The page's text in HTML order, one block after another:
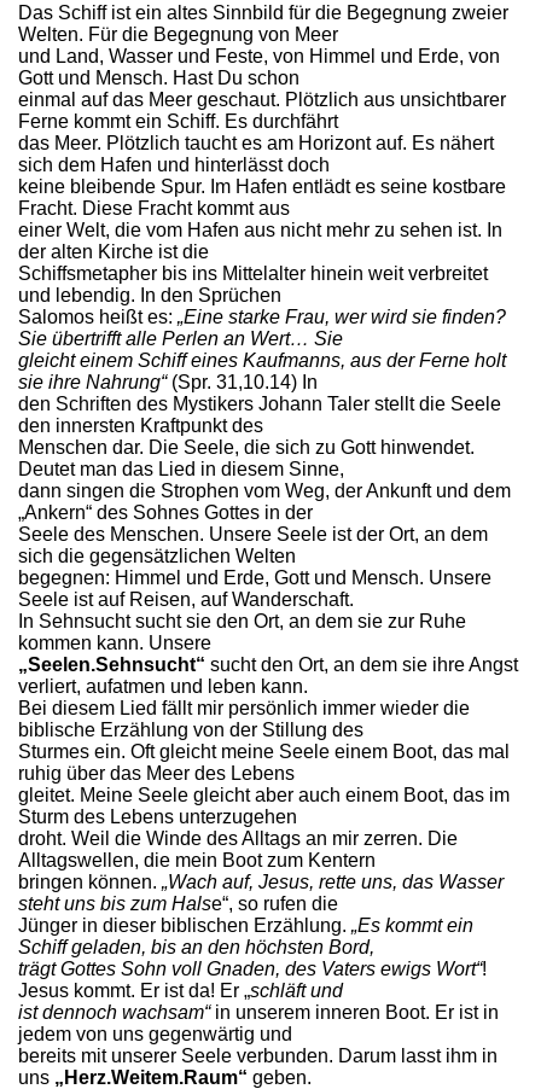
Das Schiff ist ein altes Sinnbild für die Begegnung zweier
Welten. Für die Begegnung von Meer
und Land, Wasser und Feste, von Himmel und Erde, von
Gott und Mensch. Hast Du schon
einmal auf das Meer geschaut. Plötzlich aus unsichtbarer
Ferne kommt ein Schiff. Es durchfährt
das Meer. Plötzlich taucht es am Horizont auf. Es nähert
sich dem Hafen und hinterlässt doch
keine bleibende Spur. Im Hafen entlädt es seine kostbare
Fracht. Diese Fracht kommt aus
einer Welt, die vom Hafen aus nicht mehr zu sehen ist. In
der alten Kirche ist die
Schiffsmetapher bis ins Mittelalter hinein weit verbreitet
und lebendig. In den Sprüchen
Salomos heißt es: „Eine starke Frau, wer wird sie finden?
Sie übertrifft alle Perlen an Wert… Sie
gleicht einem Schiff eines Kaufmanns, aus der Ferne holt
sie ihre Nahrung“(Spr. 31,10.14) In
den Schriften des Mystikers Johann Taler stellt die Seele
den innersten Kraftpunkt des
Menschen dar. Die Seele, die sich zu Gott hinwendet.
Deutet man das Lied in diesem Sinne,
dann singen die Strophen vom Weg, der Ankunft und dem
„Ankern“ des Sohnes Gottes in der
Seele des Menschen. Unsere Seele ist der Ort, an dem
sich die gegensätzlichen Welten
begegnen: Himmel und Erde, Gott und Mensch. Unsere
Seele ist auf Reisen, auf Wanderschaft.
In Sehnsucht sucht sie den Ort, an dem sie zur Ruhe
kommen kann. Unsere
„Seelen.Sehnsucht“ sucht den Ort, an dem sie ihre Angst
verliert, aufatmen und leben kann.
Bei diesem Lied fällt mir persönlich immer wieder die
biblische Erzählung von der Stillung des
Sturmes ein. Oft gleicht meine Seele einem Boot, das mal
ruhig über das Meer des Lebens
gleitet. Meine Seele gleicht aber auch einem Boot, das im
Sturm des Lebens unterzugehen
droht. Weil die Winde des Alltags an mir zerren. Die
Alltagswellen, die mein Boot zum Kentern
bringen können. „Wach auf, Jesus, rette uns, das Wasser
steht uns bis zum Halse“, so rufen die
Jünger in dieser biblischen Erzählung. „Es kommt ein
Schiff geladen, bis an den höchsten Bord,
trägt Gottes Sohn voll Gnaden, des Vaters ewigs Wort“!
Jesus kommt. Er ist da! Er „schläft und
ist dennoch wachsam“in unserem inneren Boot. Er ist in
jedem von uns gegenwärtig und
bereits mit unserer Seele verbunden. Darum lasst ihm in
uns „Herz.Weitem.Raum“ geben.